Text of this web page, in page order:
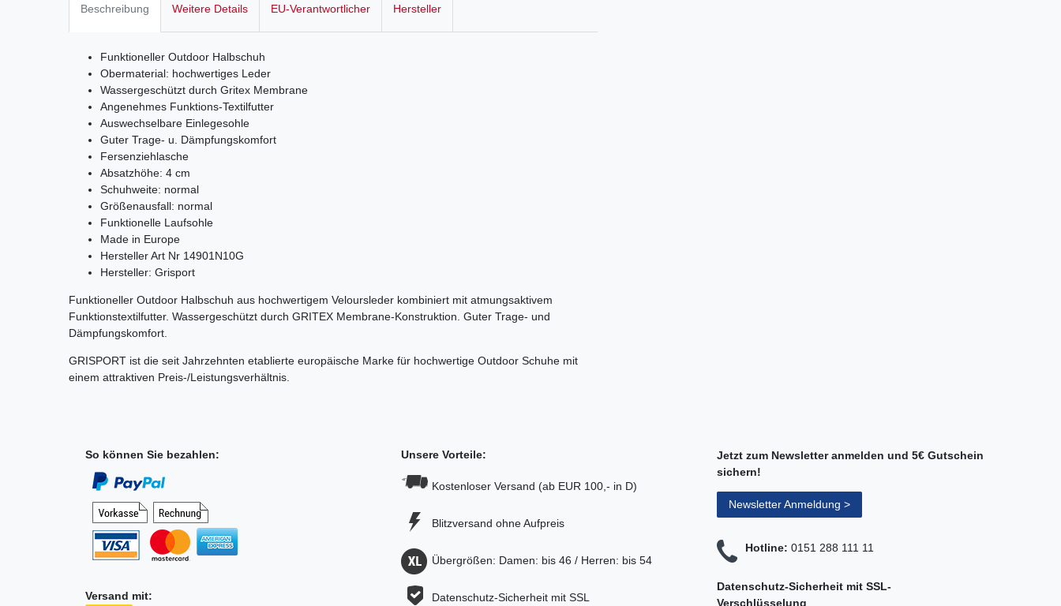
Beschreibung Weitere Details EU-Verantwortlicher Hersteller
Funktioneller Outdoor Halbschuh
Obermaterial: hochwertiges Leder
Wassergeschützt durch Gritex Membrane
Angenehmes Funktions-Textilfutter
Auswechselbare Einlegesohle
Guter Trage- u. Dämpfungskomfort
Fersenziehlasche
Absatzhöhe: 4 cm
Schuhweite: normal
Größenausfall: normal
Funktionelle Laufsohle
Made in Europe
Hersteller Art Nr 14901N10G
Hersteller: Grisport
Funktioneller Outdoor Halbschuh aus hochwertigem Veloursleder kombiniert mit atmungsaktivem
Funktionstextilfutter. Wassergeschützt durch GRITEX Membrane-Konstruktion. Guter Trage- und
Dämpfungskomfort.
GRISPORT ist die seit Jahrzehnten etablierte europäische Marke für hochwertige Outdoor Schuhe mit
einem attraktiven Preis-/Leistungsverhältnis.
So können Sie bezahlen:
Versand mit:
Unsere Vorteile:
Kostenloser Versand (ab EUR 100,- in D)
Blitzversand ohne Aufpreis
Übergrößen: Damen: bis 46 / Herren: bis 54
Datenschutz-Sicherheit mit SSL
Jetzt zum Newsletter anmelden und 5€ Gutschein
sichern!
Newsletter Anmeldung >
Hotline: 0151 288 111 11
Datenschutz-Sicherheit mit SSL-
Verschlüsselung